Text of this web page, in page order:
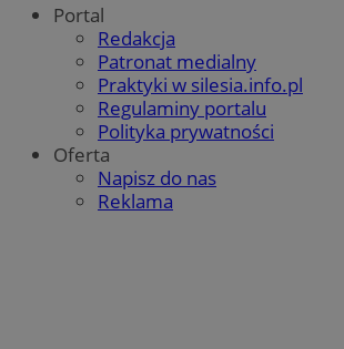
Portal
Redakcja
Patronat medialny
Praktyki w silesia.info.pl
Regulaminy portalu
Polityka prywatności
Oferta
Napisz do nas
Reklama